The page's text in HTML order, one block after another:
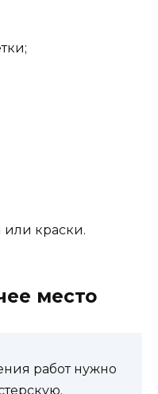
или краски.
место
работ нужно